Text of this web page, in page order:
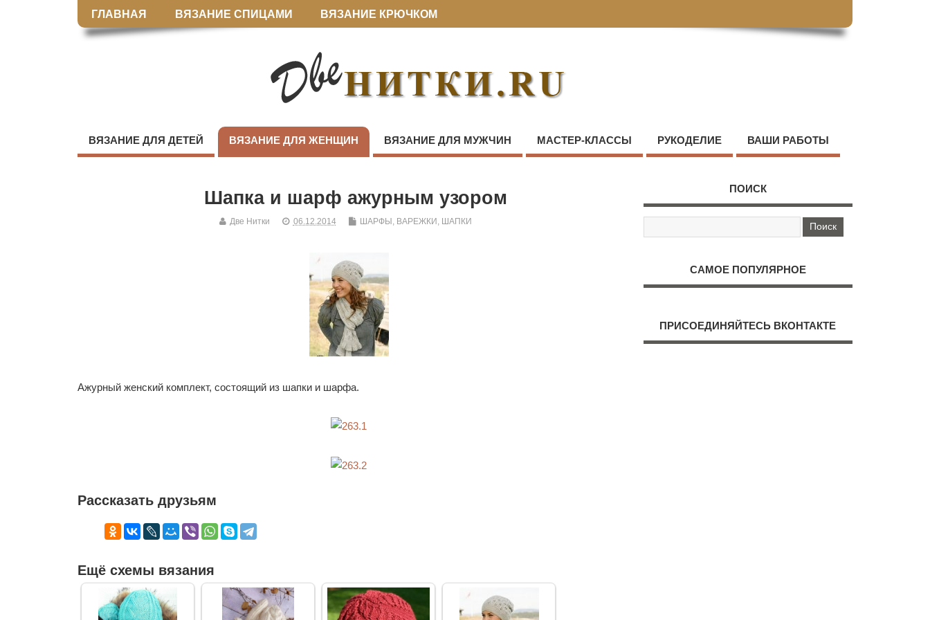
ГЛАВНАЯ ВЯЗАНИЕ СПИЦАМИ ВЯЗАНИЕ КРЮЧКОМ
ВЯЗАНИЕ ДЛЯ ДЕТЕЙ ВЯЗАНИЕ ДЛЯ ЖЕНЩИН ВЯЗАНИЕ ДЛЯ МУЖЧИН МАСТЕР-КЛАССЫ РУКОДЕЛИЕ ВАШИ РАБОТЫ
Шапка и шарф ажурным узором
Две Нитки 06.12.2014 ШАРФЫ, ВАРЕЖКИ, ШАПКИ
Ажурный женский комплект, состоящий из шапки и шарфа.
Рассказать друзьям
Ещё схемы вязания
ПОИСК
САМОЕ ПОПУЛЯРНОЕ
ПРИСОЕДИНЯЙТЕСЬ ВКОНТАКТЕ